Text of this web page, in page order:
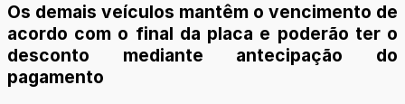
Os demais veículos mantêm o vencimento de
acordo com o final da placa e poderão ter o
desconto mediante antecipação do
pagamento